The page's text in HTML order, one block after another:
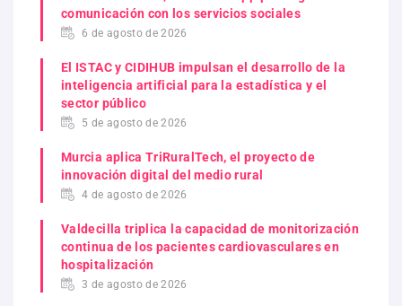
comunicación con los servicios sociales
6 de agosto de 2026
El ISTAC y CIDIHUB impulsan el desarrollo de la
inteligencia artificial para la estadística y el
sector público
5 de agosto de 2026
Murcia aplica TriRuralTech, el proyecto de
innovación digital del medio rural
4 de agosto de 2026
Valdecilla triplica la capacidad de monitorización
continua de los pacientes cardiovasculares en
hospitalización
3 de agosto de 2026